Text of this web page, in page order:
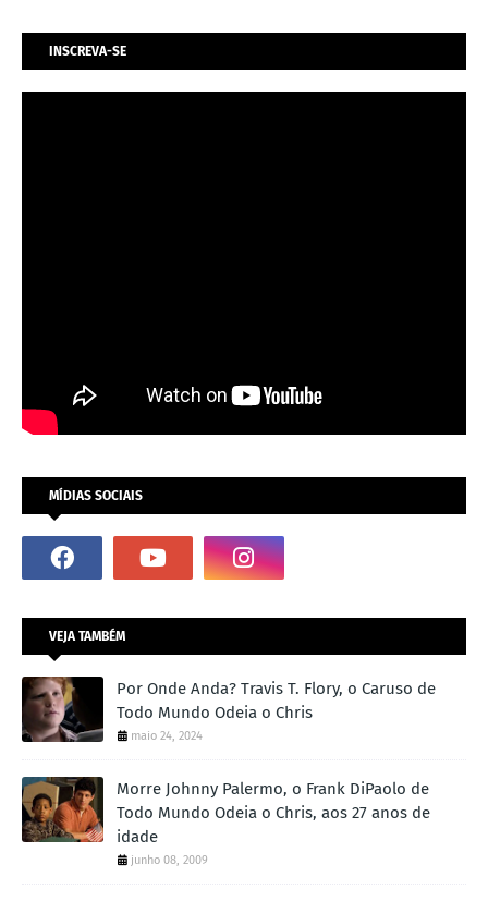
INSCREVA-SE
MÍDIAS SOCIAIS
VEJA TAMBÉM
Por Onde Anda? Travis T. Flory, o Caruso de
Todo Mundo Odeia o Chris
maio 24, 2024
Morre Johnny Palermo, o Frank DiPaolo de
Todo Mundo Odeia o Chris, aos 27 anos de
idade
junho 08, 2009